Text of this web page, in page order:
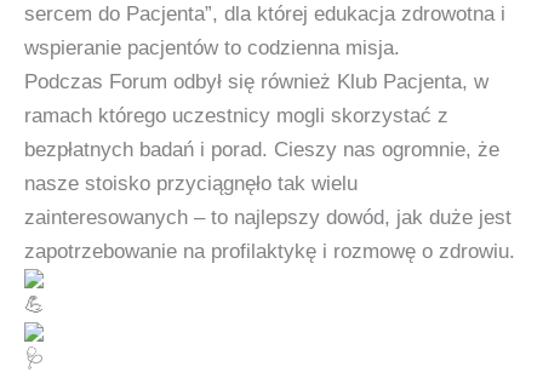
sercem do Pacjenta”, dla której edukacja zdrowotna i
wspieranie pacjentów to codzienna misja.
Podczas Forum odbył się również Klub Pacjenta, w
ramach którego uczestnicy mogli skorzystać z
bezpłatnych badań i porad. Cieszy nas ogromnie, że
nasze stoisko przyciągnęło tak wielu
zainteresowanych – to najlepszy dowód, jak duże jest
zapotrzebowanie na profilaktykę i rozmowę o zdrowiu.